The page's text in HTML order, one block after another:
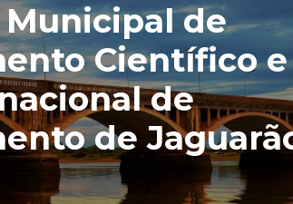
Municipal de
Científico e
de
de